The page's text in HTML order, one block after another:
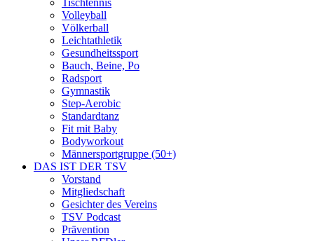
Tischtennis
Volleyball
Völkerball
Leichtathletik
Gesundheitssport
Bauch, Beine, Po
Radsport
Gymnastik
Step-Aerobic
Standardtanz
Fit mit Baby
Bodyworkout
Männersportgruppe (50+)
DAS IST DER TSV
Vorstand
Mitgliedschaft
Gesichter des Vereins
TSV Podcast
Prävention